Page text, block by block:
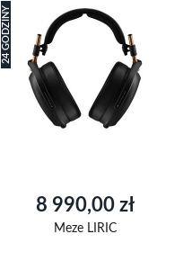
24 GODZINY
8 990,00 zł
Meze LIRIC